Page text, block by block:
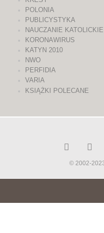
POLONIA
PUBLICYSTYKA
NAUCZANIE KATOLICKIE
KORONAWIRUS
KATYN 2010
NWO
PERFIDIA
VARIA
KSIĄŻKI POLECANE
© 2002-